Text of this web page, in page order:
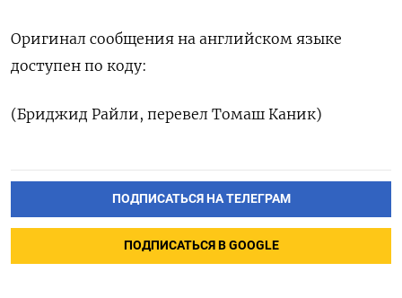
Оригинал сообщения на английском языке
доступен по коду:
(Бриджид Райли, перевел Томаш Каник)
ПОДПИСАТЬСЯ НА ТЕЛЕГРАМ
ПОДПИСАТЬСЯ В GOOGLE